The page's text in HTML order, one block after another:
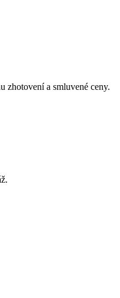
zhotovení a smluvené ceny.